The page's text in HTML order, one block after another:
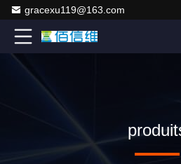
gracexu119@163.com